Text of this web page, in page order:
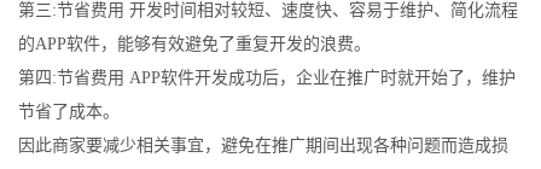
第三:节省费用 开发时间相对较短、速度快、容易于维护、简化流程
的APP软件，能够有效避免了重复开发的浪费。
第四:节省费用 APP软件开发成功后，企业在推广时就开始了，维护
节省了成本。
因此商家要减少相关事宜，避免在推广期间出现各种问题而造成损